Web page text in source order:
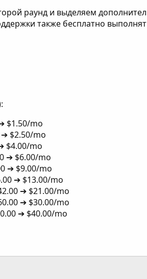
раунд и выделяем
также бесплатно
$1.50/mo
➔ $2.50/mo
$4.00/mo
➔ $6.00/mo
➔ $9.00/mo
➔ $13.00/mo
➔ $21.00/mo
➔ $30.00/mo
➔ $40.00/mo